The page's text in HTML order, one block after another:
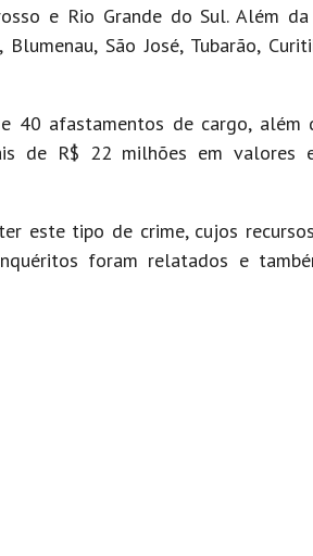
e Rio Grande do Sul. Além
São José, Tubarão,
40 afastamentos de cargo, além
de R$ 22 milhões em valores
este tipo de crime, cujos
foram relatados e